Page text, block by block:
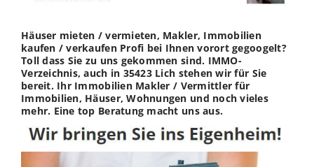
Häuser mieten / vermieten, Makler, Immobilien
kaufen / verkaufen Profi bei Ihnen vorort gegoogelt?
Toll dass Sie zu uns gekommen sind. IMMO-
Verzeichnis, auch in 35423 Lich stehen wir für Sie
bereit. Ihr Immobilien Makler / Vermittler für
Immobilien, Häuser, Wohnungen und noch vieles
mehr. Eine top Beratung macht uns aus.